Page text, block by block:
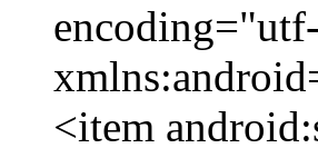
<item